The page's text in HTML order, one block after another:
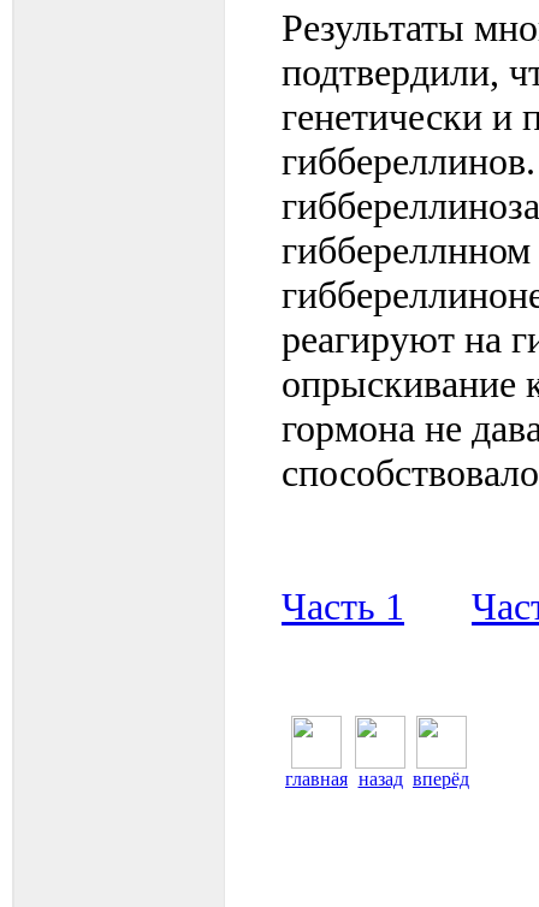
Результаты
подтвердили,
генетически и
реагируют на
опрыскивание
гормона не
Часть 1
главная назад вперёд